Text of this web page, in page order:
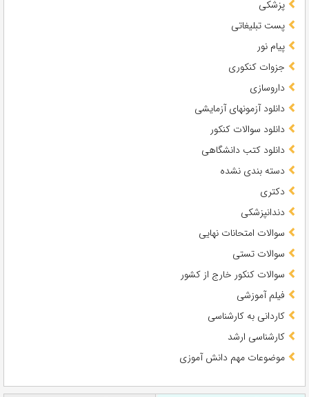
پزشکی
پست تبلیغاتی
پیام نور
جزوات کنکوری
داروسازی
دانلود آزمونهای آزمایشی
دانلود سوالات کنکور
دانلود کتب دانشگاهی
دسته بندی نشده
دکتری
دندانپزشکی
سوالات امتحانات نهایی
سوالات تستی
سوالات کنکور خارج از کشور
فیلم آموزشی
کاردانی به کارشناسی
کارشناسی ارشد
موضوعات مهم دانش آموزی